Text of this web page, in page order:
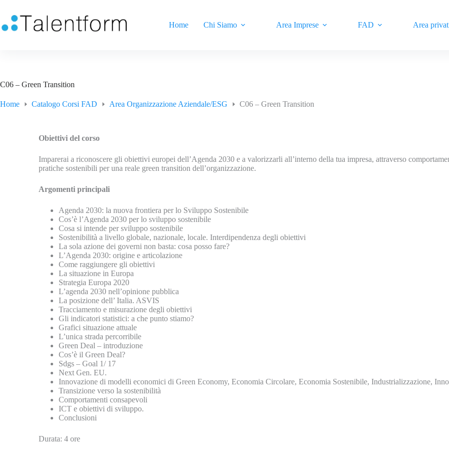
Home Chi Siamo Area Imprese FAD Area
C06 – Green Transition
Home Catalogo Corsi FAD Area Organizzazione Aziendale/ESG C06 – Green Transition
Obiettivi del corso
Imparerai a riconoscere gli obiettivi europei dell’Agenda 2030 e a valorizzarli all’interno della tua impresa, attraverso
pratiche sostenibili per una reale green transition dell’organizzazione.
Argomenti principali
Agenda 2030: la nuova frontiera per lo Sviluppo Sostenibile
Cos’è l’Agenda 2030 per lo sviluppo sostenibile
Cosa si intende per sviluppo sostenibile
Sostenibilità a livello globale, nazionale, locale. Interdipendenza degli obiettivi
La sola azione dei governi non basta: cosa posso fare?
L’Agenda 2030: origine e articolazione
Come raggiungere gli obiettivi
La situazione in Europa
Strategia Europa 2020
L’agenda 2030 nell’opinione pubblica
La posizione dell’ Italia. ASVIS
Tracciamento e misurazione degli obiettivi
Gli indicatori statistici: a che punto stiamo?
Grafici situazione attuale
L’unica strada percorribile
Green Deal – introduzione
Cos’è il Green Deal?
Sdgs – Goal 1/ 17
Next Gen. EU.
Innovazione di modelli economici di Green Economy, Economia Circolare, Economia Sostenibile, Industrializzazione,
Transizione verso la sostenibilità
Comportamenti consapevoli
ICT e obiettivi di sviluppo.
Conclusioni
Durata: 4 ore